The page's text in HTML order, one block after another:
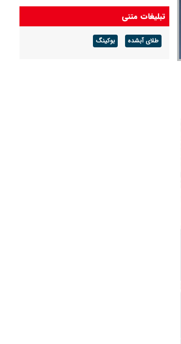
محسن رضایی به انگلیسی آمریکا را تهدید کرد
ایران کدام شرط عمان را برای توافق تنگه هرمز
تبلیغات متنی
طلای آبشده بوکینگ